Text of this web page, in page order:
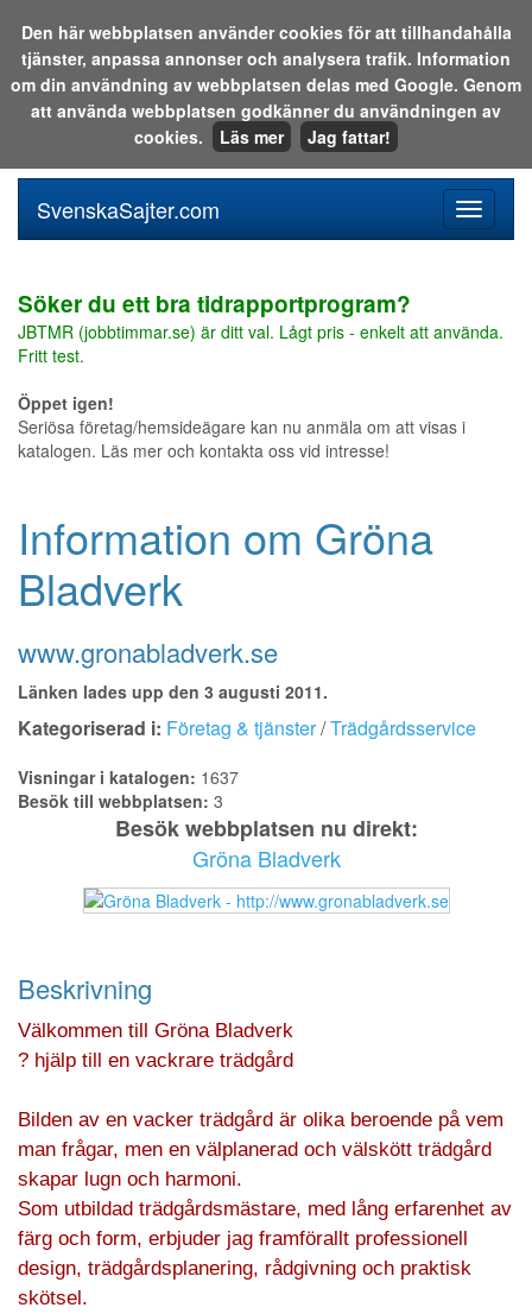
Sök i katalogen eller på webben:
meny
SvenskaSajter.com
Söker du ett bra tidrapportprogram?
JBTMR (jobbtimmar.se) är ditt val. Lågt pris - enkelt att använda.
Fritt test.
Öppet igen!
Seriösa företag/hemsideägare kan nu anmäla om att visas i
katalogen. Läs mer och kontakta oss vid intresse!
Information om Gröna
Bladverk
www.gronabladverk.se
Länken lades upp den 3 augusti 2011.
Kategoriserad i: Företag & tjänster/Trädgårdsservice
Visningar i katalogen: 1637
Besök till webbplatsen: 3
Besök webbplatsen nu direkt:
Gröna Bladverk
Beskrivning
Välkommen till Gröna Bladverk
? hjälp till en vackrare trädgård
Bilden av en vacker trädgård är olika beroende på vem
man frågar, men en välplanerad och välskött trädgård
skapar lugn och harmoni.
Som utbildad trädgårdsmästare, med lång erfarenhet av
färg och form, erbjuder jag framförallt professionell
design, trädgårdsplanering, rådgivning och praktisk
skötsel.
Den här webbplatsen använder cookies för att tillhandahålla
tjänster, anpassa annonser och analysera trafik. Information
om din användning av webbplatsen delas med Google. Genom
att använda webbplatsen godkänner du användningen av
cookies.
Läs mer Jag fattar!